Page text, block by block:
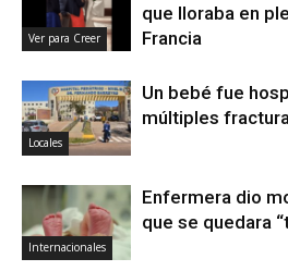
Ver para Creer
que lloraba en
Francia
Locales
Un bebé fue
múltiples
Internacionales
Enfermera dio
que se quedara